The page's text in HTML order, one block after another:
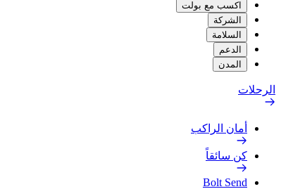
اكسب مع بولت
الشركة
السلامة
الدعم
المدن
الرحلات
أمان الراكب
كن سائقاً
Bolt Send